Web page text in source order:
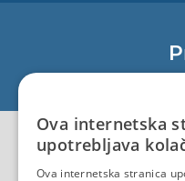
EU -
EU - EU/
EU -
Ova internetska
upotrebljava
Ova internetska stranica